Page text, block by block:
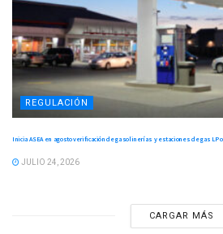
REGULACIÓN
Inicia ASEA en agosto verificación de gasolinerías y estaciones de gas LP
JULIO 24, 2026
CARGAR MÁS